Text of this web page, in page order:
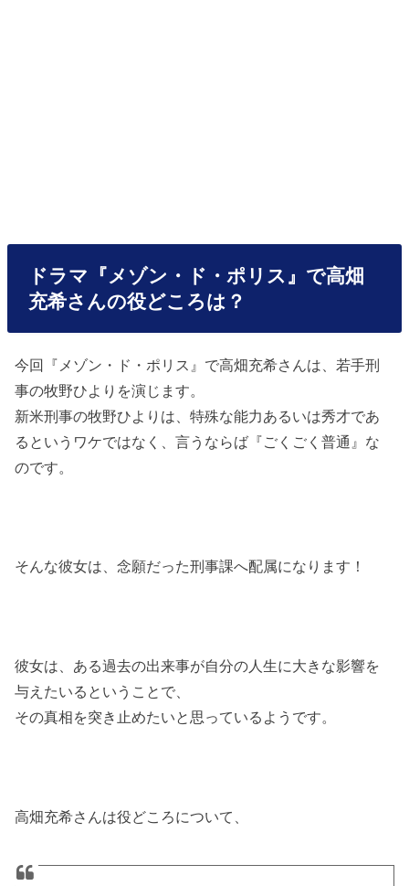
ドラマ『メゾン・ド・ポリス』で高畑
充希さんの役どころは？
今回『メゾン・ド・ポリス』で高畑充希さんは、若手刑
事の牧野ひよりを演じます。
新米刑事の牧野ひよりは、特殊な能力あるいは秀才であ
るというワケではなく、言うならば『ごくごく普通』な
のです。
そんな彼女は、念願だった刑事課へ配属になります！
彼女は、ある過去の出来事が自分の人生に大きな影響を
与えたいるということで、
その真相を突き止めたいと思っているようです。
高畑充希さんは役どころについて、